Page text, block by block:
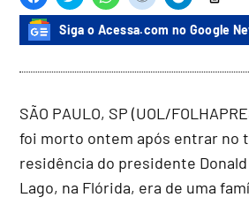
Siga o Acessa.com no Google
SÃO PAULO, SP (UOL/
foi morto ontem após entrar no
residência do presidente
Lago, na Flórida, era de uma